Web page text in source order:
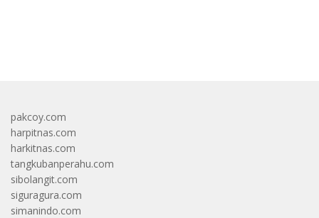
pakcoy.com
harpitnas.com
harkitnas.com
tangkubanperahu.com
sibolangit.com
siguragura.com
simanindo.com